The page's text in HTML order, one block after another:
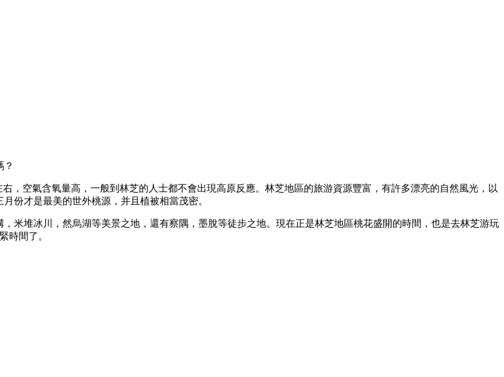
？
，空氣含氧量高，一般到林芝的人士都不會出現高原反應。林芝地區的旅游資源豐富，有許多漂亮的自然風光，以
份才是最美的世外桃源，并且植被相當茂密。
米堆冰川，然烏湖等美景之地，還有察隅，墨脫等徒步之地。現在正是林芝地區桃花盛開的時間，也是去林芝游玩
時間了。